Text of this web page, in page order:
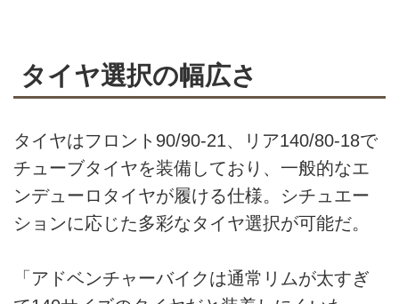
タイヤ選択の幅広さ
タイヤはフロント90/90-21、リア140/80-18で
チューブタイヤを装備しており、一般的なエ
ンデューロタイヤが履ける仕様。シチュエー
ションに応じた多彩なタイヤ選択が可能だ。
「アドベンチャーバイクは通常リムが太すぎ